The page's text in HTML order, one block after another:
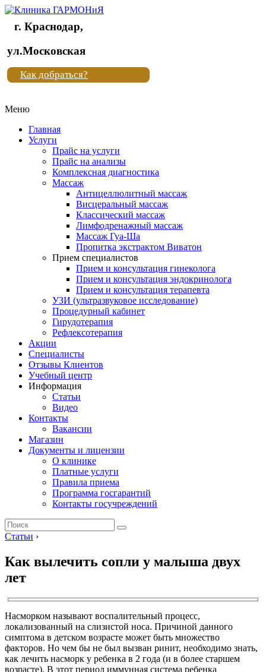
Клиника
"Новая
жизнь"
Клиника
жизнь"
г. Краснодар,
ул.Московская
Как добраться?
Меню
Главная
Услуги
Прайс на услуги
Прайс на анализы
Комплексная диагностика
Массаж
Антицеллюлитный массаж
Висцеральный массаж
Классический массаж
Лимфодренажный массаж
Массаж Гуа-Ша
Пропитка экстрактом Виватон
Прием специалистов
Прием и консультация гинеколога
Прием и консультация эндокринолога
Прием и консультация терапевта
УЗИ (ультразвуковое исследование)
Процедурный кабинет
Гирудотерапия
Рефлексотерапия
Акции
Специалисты
Отзывы Клиентов
Учебный центр
Информация
Статьи
Видео
Контакты
Вакансии
Магазин
Документы и лицензии
О клинике
Платные услуги
Правила приема
Программа госгарантий
Контакты госучреждений
Статьи ›
Как вылечить сопли у малыша двух
лет
Насморком называют воспалительный процесс,
локализованный на слизистой носа. Причиной данного
симптома в детском возрасте может быть множество
факторов. Но чем бы не был вызван ринит, необходимо знать,
как лечить насморк у ребенка в 2 года (и в более старшем
возрасте). В этот период иммунная система ребенка